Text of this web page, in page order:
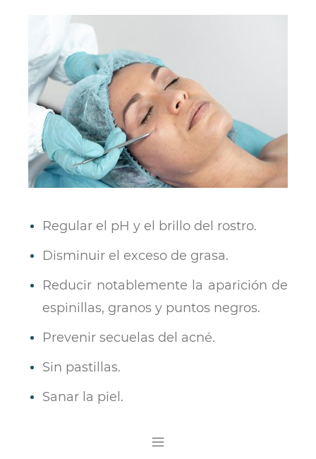
Regular el pH y el brillo del rostro.
Disminuir el exceso de grasa.
Reducir notablemente la aparición de
espinillas, granos y puntos negros.
Prevenir secuelas del acné.
Sin pastillas.
Sanar la piel .